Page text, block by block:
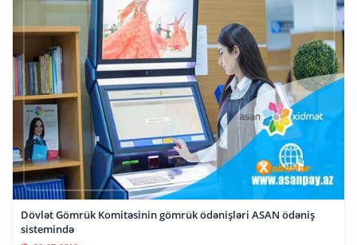
Dövlət Gömrük Komitəsinin gömrük ödənişləri ASAN ödəniş
sistemində